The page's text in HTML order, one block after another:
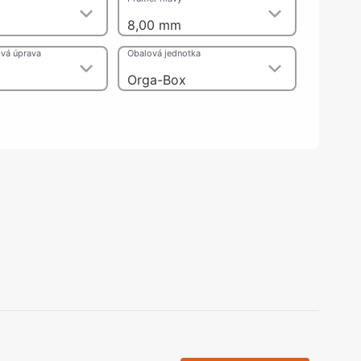
nohy, Nábytkové nohy a
nastavení
kování
kluzáky a kolečka
8,00 mm
úprava
Orga-Box
Obalová jednotka